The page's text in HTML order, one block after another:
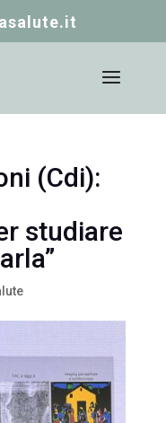
(Cdi):
studiare